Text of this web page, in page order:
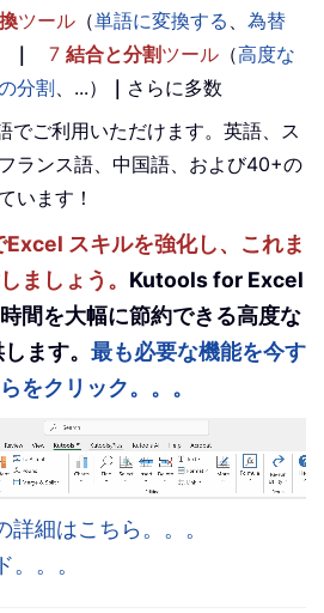
ツール （単語に変換する
為替
｜ 7 結合と分割ツール （高度な
分割 、...） ｜ さらに多数
でご利用いただけます。英語、ス
ランス語、中国語、および40+の
います！
スキルを強化し、これま
ましょう。 Kutools for Excel
間を大幅に節約できる高度な
ます。 最も必要な機能を今す
をクリック。。。
細はこちら。。。
。。